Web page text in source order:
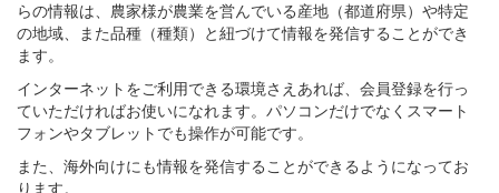
らの情報は、農家様が農業を営んでいる産地（都道府県）や特定
の地域、また品種（種類）と紐づけて情報を発信することができ
ます。
インターネットをご利用できる環境さえあれば、会員登録を行っ
ていただければお使いになれます。パソコンだけでなくスマート
フォンやタブレットでも操作が可能です。
また、海外向けにも情報を発信することができるようになってお
ります。